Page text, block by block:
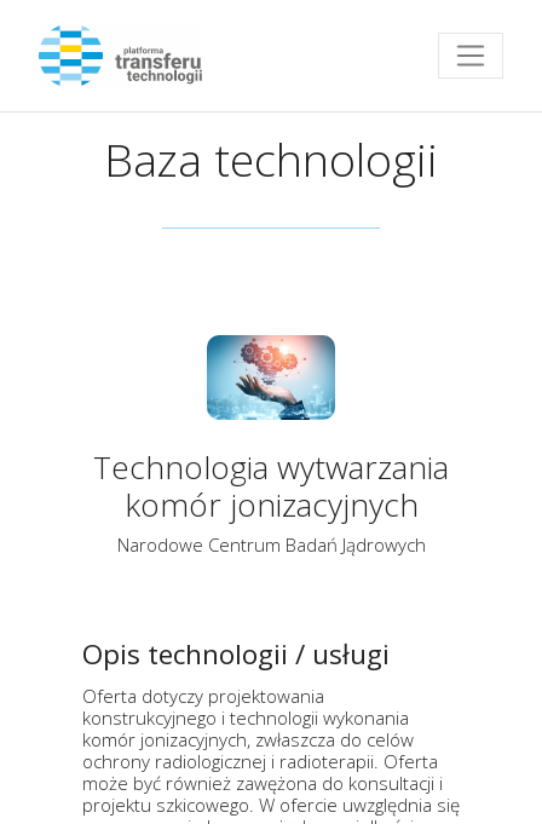
Przejdź do strony głównej
Baza technologii
Technologia wytwarzania
komór jonizacyjnych
Narodowe Centrum Badań Jądrowych
Opis technologii / usługi
Oferta dotyczy projektowania
konstrukcyjnego i technologii wykonania
komór jonizacyjnych, zwłaszcza do celów
ochrony radiologicznej i radioterapii. Oferta
może być również zawężona do konsultacji i
projektu szkicowego. W ofercie uwzględnia się